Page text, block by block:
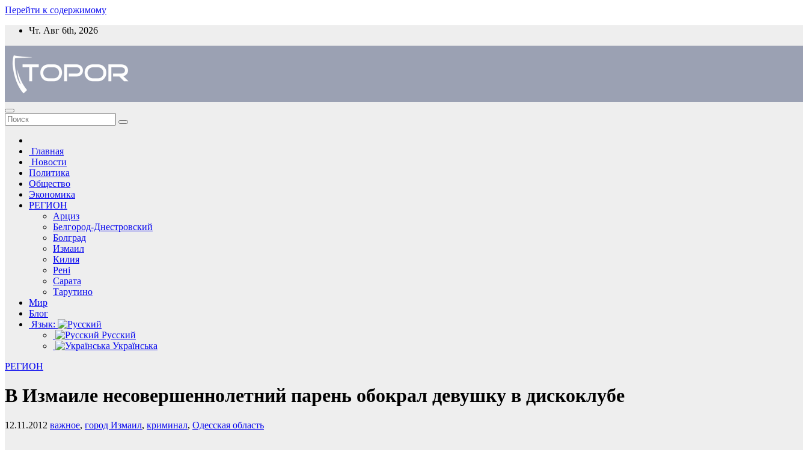
Перейти к содержимому
Чт. Авг 6th, 2026
Главная
Новости
Политика
Общество
Экономика
РЕГИОН
Арциз
Белгород-Днестровский
Болград
Измаил
Килия
Рені
Сарата
Тарутино
Мир
Блог
Язык:
Русский
Українська
РЕГИОН
В Измаиле несовершеннолетний парень обокрал девушку в дискоклубе
12.11.2012 важное, город Измаил, криминал, Одесская область